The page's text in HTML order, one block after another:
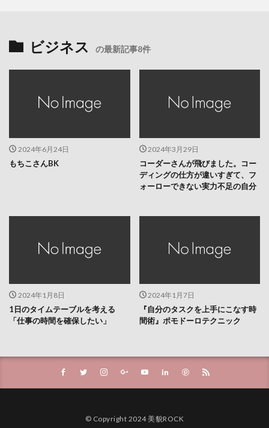
ビジネス の最新記事8件
2024年6月24日
もちこさんBK
2024年3月29日
コーダーさんが飛びました。コー
ディングの仕方が違いすぎて、フ
ォーローできない実力不足の自分
2024年1月8日
1日のタイムテーブルを考える
「仕事の時間を確保したい」
2024年1月7日
『自分のタスクを上手にこなす時
間術』ポモドーロテクニック
© Copyright 2024 美貌ROCK